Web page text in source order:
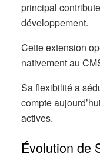
principal
développement.
Cette extension
nativement au
Sa flexibilité a
compte
actives.
Évolution de